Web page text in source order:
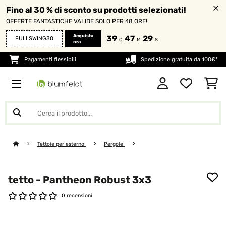
Fino al 30 % di sconto su prodotti selezionati!
OFFERTE FANTASTICHE VALIDE SOLO PER 48 ORE!
FULLSWING30
Acquista
ora
39 O 47 M 28 S
Pagamenti flessibili Spedizione gratuita da 100€*
Tettoie per esterno Pergole
tetto - Pantheon Robust 3x3
0 recensioni